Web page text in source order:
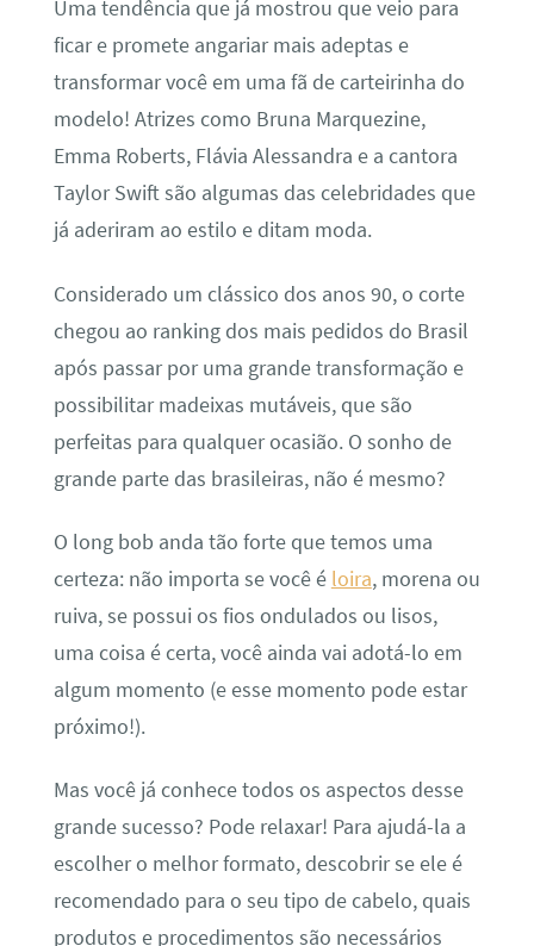
Uma tendência que já mostrou que veio para
ficar e promete angariar mais adeptas e
transformar você em uma fã de carteirinha do
modelo! Atrizes como Bruna Marquezine,
Emma Roberts, Flávia Alessandra e a cantora
Taylor Swift são algumas das celebridades que
já aderiram ao estilo e ditam moda.
Considerado um clássico dos anos 90, o corte
chegou ao ranking dos mais pedidos do Brasil
após passar por uma grande transformação e
possibilitar madeixas mutáveis, que são
perfeitas para qualquer ocasião. O sonho de
grande parte das brasileiras, não é mesmo?
O long bob anda tão forte que temos uma
certeza: não importa se você é loira, morena ou
ruiva, se possui os fios ondulados ou lisos,
uma coisa é certa, você ainda vai adotá-lo em
algum momento (e esse momento pode estar
próximo!).
Mas você já conhece todos os aspectos desse
grande sucesso? Pode relaxar! Para ajudá-la a
escolher o melhor formato, descobrir se ele é
recomendado para o seu tipo de cabelo, quais
produtos e procedimentos são necessários